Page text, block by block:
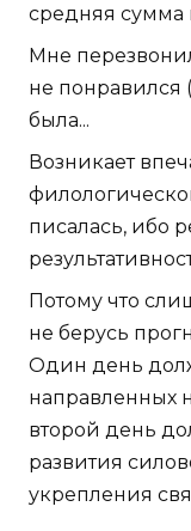
средняя сумма
Мне
не понравился
была...
Возникает
писалась, ибо
Потому что
не берусь
Один день
направленных
второй день
развития
укрепления